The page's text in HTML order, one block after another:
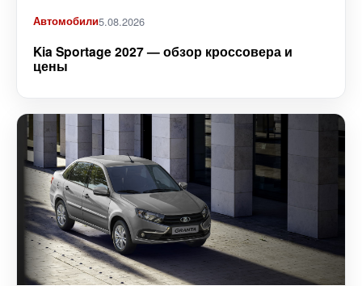
Автомобили5.08.2026
Kia Sportage 2027 — обзор кроссовера и
цены